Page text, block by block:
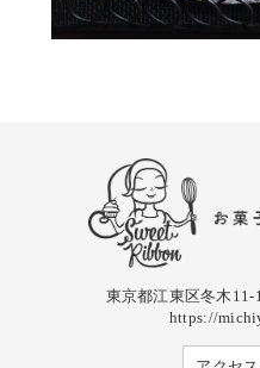
東京都江東区冬木11-
https://